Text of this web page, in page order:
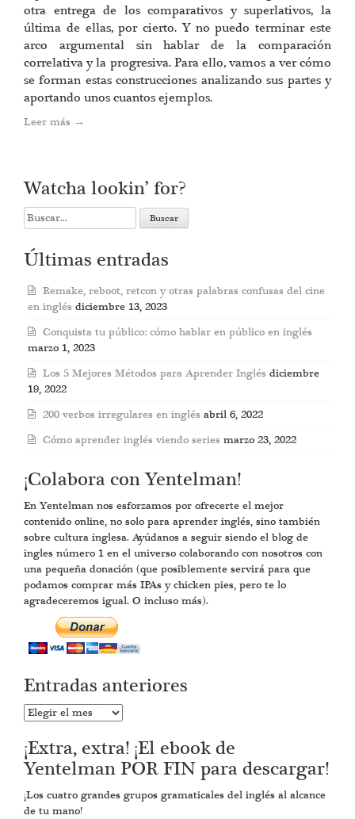
otra entrega de los comparativos y superlativos, la
última de ellas, por cierto. Y no puedo terminar este
arco argumental sin hablar de la comparación
correlativa y la progresiva. Para ello, vamos a ver cómo
se forman estas construcciones analizando sus partes y
aportando unos cuantos ejemplos.
Leer más →
Watcha lookin’ for?
Search
for:
Últimas entradas
Remake, reboot, retcon y otras palabras confusas del cine
en inglés diciembre 13, 2023
Conquista tu público: cómo hablar en público en inglés
marzo 1, 2023
Los 5 Mejores Métodos para Aprender Inglés diciembre
19, 2022
200 verbos irregulares en inglés abril 6, 2022
Cómo aprender inglés viendo series marzo 23, 2022
¡Colabora con Yentelman!
En Yentelman nos esforzamos por ofrecerte el mejor
contenido online, no solo para aprender inglés, sino también
sobre cultura inglesa. Ayúdanos a seguir siendo el blog de
ingles número 1 en el universo colaborando con nosotros con
una pequeña donación (que posiblemente servirá para que
podamos comprar más IPAs y chicken pies, pero te lo
agradeceremos igual. O incluso más).
Entradas anteriores
Entradas
¡Extra, extra! ¡El ebook de
Yentelman POR FIN para descargar!
¡Los cuatro grandes grupos gramaticales del inglés al alcance
de tu mano!